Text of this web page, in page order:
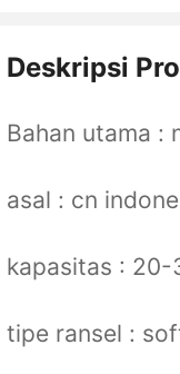
Deskripsi
Bahan utama :
asal : cn
kapasitas : 20-
tipe ransel :